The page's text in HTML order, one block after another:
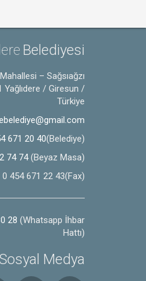
Belediyesi
– Sağsıağzı
Yağlıdere / Giresun /
Türkiye
671 20 40(Belediye)
74 74(Beyaz Masa)
0 454 671 22 43(Fax)
28 (Whatsapp İhbar
Hattı)
Medya